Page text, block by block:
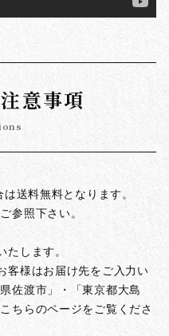
意事項
送料無料となります。
参照下さい。
します。
客様はお届け先をご入力い
佐渡市」・「東京都大島
ちらのページをご覧くださ